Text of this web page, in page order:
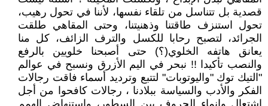
قصدية بل تتناسل من تلقاء نفسها، لأننا في تحول رهيب،
تحول استنزف طاقتنا وذهنيتنا، وحتى المقاهي طلقت
الجرائد، لتصبح رحابا للكسل والترف الزائف، كل منا
يعانق هاتفه الخلوي(؟) حتى أصبحنا خلويين بالرفع
والنصب تأكيدا !! نبحر في اليم الأزرق ونسبح في عوالم
"التيك توك "واليوتوبات" لتتبع وترديد أسماء فاقت رجالات
الفكر والأدب والسياسة ببلادنا ، رجالات كافحوا من أجل